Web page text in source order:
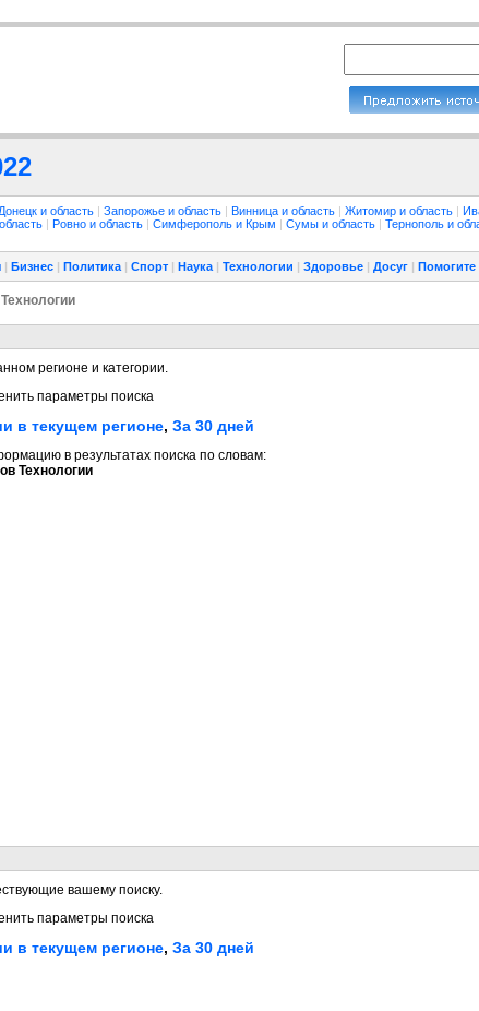
Донецк и область | Запорожье и область | Винница и область | Житомир и область |
| Ровно и область | Симферополь и Крым | Сумы и область | Тернополь и
| Бизнес | Политика | Спорт | Наука | Технологии | Здоровье | Досуг | Помогите
регионе и категории.
параметры поиска
в текущем регионе, За 30 дней
в результатах поиска по словам:
Технологии
вашему поиску.
параметры поиска
в текущем регионе, За 30 дней